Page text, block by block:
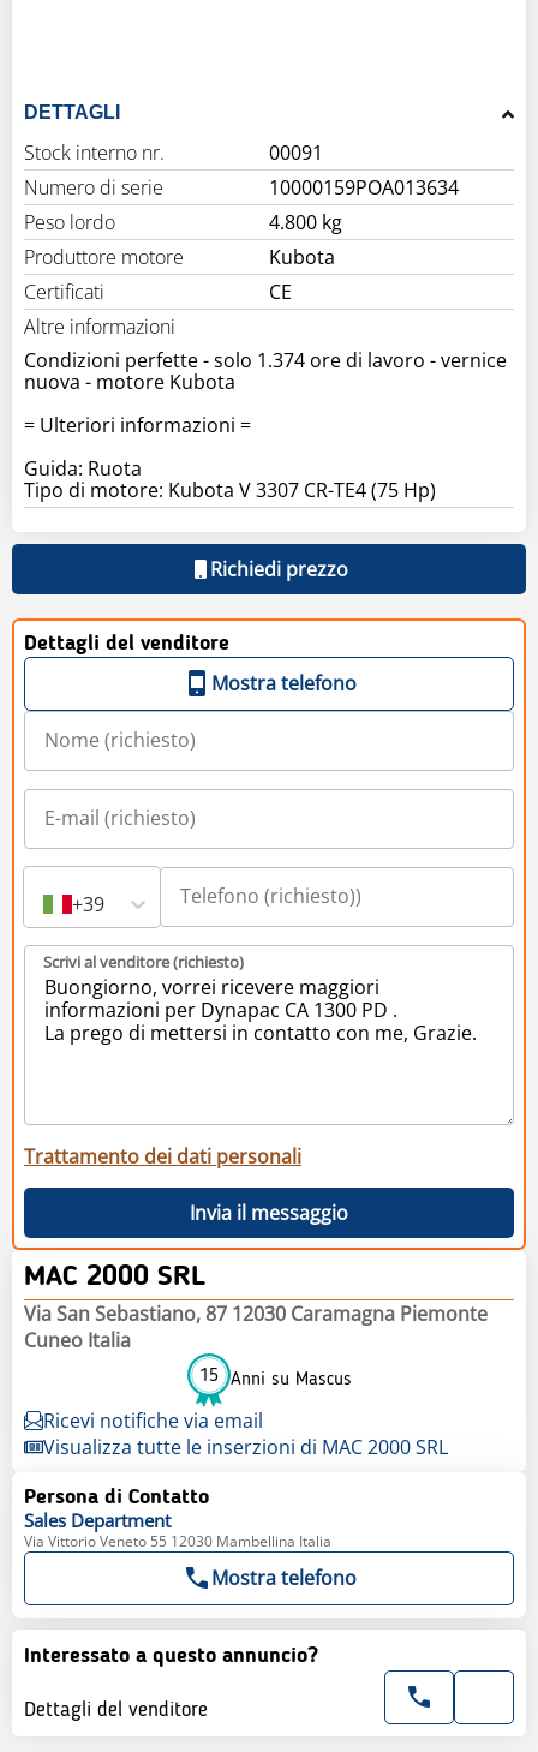
DETTAGLI
Stock interno nr.
00091
Numero di serie
10000159POA013634
Peso lordo
4.800 kg
Produttore motore
Kubota
Certificati
CE
Altre informazioni
Condizioni perfette - solo 1.374 ore di lavoro - vernice
nuova - motore Kubota
= Ulteriori informazioni =
Guida: Ruota
Tipo di motore: Kubota V 3307 CR-TE4 (75 Hp)
Richiedi prezzo
Dettagli del venditore
Mostra telefono
+39
Scrivi al venditore (richiesto)
Trattamento dei dati personali
Invia il messaggio
MAC 2000 SRL
Via San Sebastiano, 87 12030 Caramagna Piemonte
Cuneo Italia
15 Anni su Mascus
Ricevi notifiche via email
Visualizza tutte le inserzioni di MAC 2000 SRL
Persona di Contatto
Sales Department
Via Vittorio Veneto 55 12030 Mambellina Italia
Mostra telefono
Interessato a questo annuncio?
Dettagli del venditore